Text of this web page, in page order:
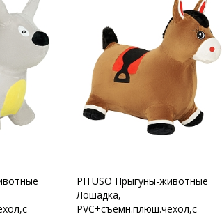
PITUSO Прыгуны-животные
Лошадка,
PVC+съемн.плюш.чехол,с